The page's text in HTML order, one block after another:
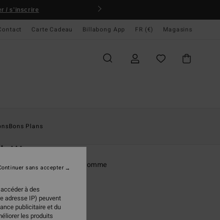
/ s'inscrire
Carte Cadeau Billabong App FR (€) Magasins
Bons Plans
Wave
à manches courtes Vert Homme
€
à des
adresse IP) peuvent
publicitaire et du
les produits
sans accepter